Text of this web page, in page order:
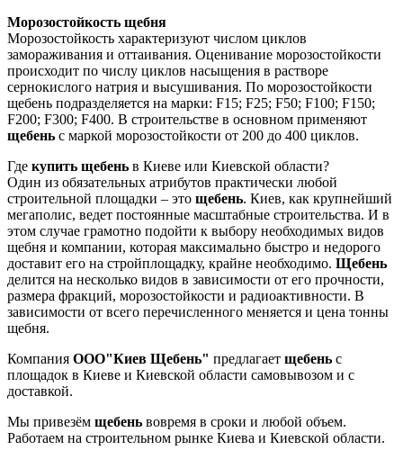
Морозостойкость щебня
Морозостойкость характеризуют числом циклов
замораживания и оттаивания. Оценивание морозостойкости
происходит по числу циклов насыщения в растворе
сернокислого натрия и высушивания. По морозостойкости
щебень подразделяется на марки: F15; F25; F50; F100; F150;
F200; F300; F400. В строительстве в основном применяют
щебень с маркой морозостойкости от 200 до 400 циклов.
Где купить щебень в Киеве или Киевской области?
Один из обязательных атрибутов практически любой
строительной площадки – это щебень. Киев, как крупнейший
мегаполис, ведет постоянные масштабные строительства. И в
этом случае грамотно подойти к выбору необходимых видов
щебня и компании, которая максимально быстро и недорого
доставит его на стройплощадку, крайне необходимо. Щебень
делится на несколько видов в зависимости от его прочности,
размера фракций, морозостойкости и радиоактивности. В
зависимости от всего перечисленного меняется и цена тонны
щебня.
Компания ООО"Киев Щебень" предлагает щебень с
площадок в Киеве и Киевской области самовывозом и с
доставкой.
Мы привезём щебень вовремя в сроки и любой объем.
Работаем на строительном рынке Киева и Киевской области.